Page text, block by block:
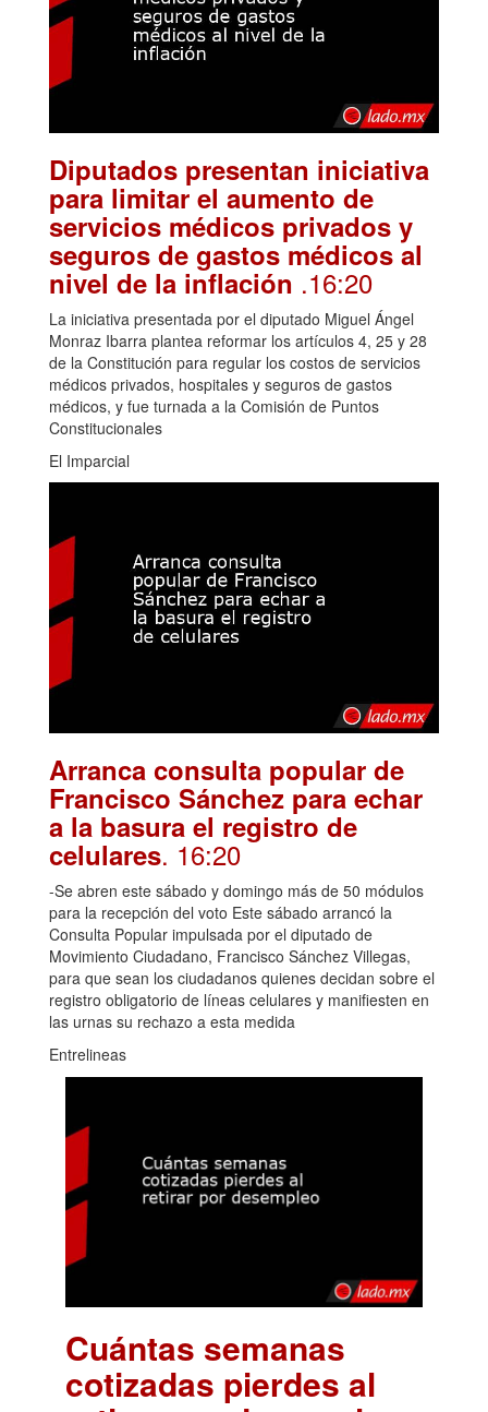
Diputados presentan iniciativa
para limitar el aumento de
servicios médicos privados y
seguros de gastos médicos al
nivel de la inflación .16:20
La iniciativa presentada por el diputado Miguel Ángel
Monraz Ibarra plantea reformar los artículos 4, 25 y 28
de la Constitución para regular los costos de servicios
médicos privados, hospitales y seguros de gastos
médicos, y fue turnada a la Comisión de Puntos
Constitucionales
El Imparcial
Arranca consulta popular de
Francisco Sánchez para echar
a la basura el registro de
celulares. 16:20
-Se abren este sábado y domingo más de 50 módulos
para la recepción del voto Este sábado arrancó la
Consulta Popular impulsada por el diputado de
Movimiento Ciudadano, Francisco Sánchez Villegas,
para que sean los ciudadanos quienes decidan sobre el
registro obligatorio de líneas celulares y manifiesten en
las urnas su rechazo a esta medida
Entrelineas
Cuántas semanas
cotizadas pierdes al